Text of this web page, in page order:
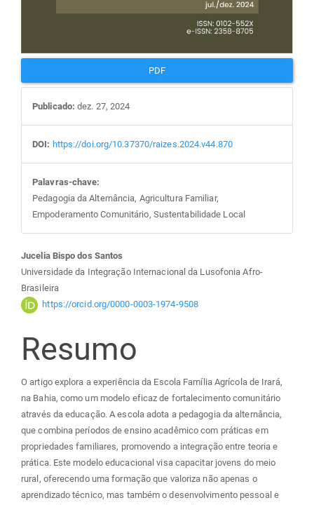
PDF
Publicado: dez. 27, 2024
DOI: https://doi.org/10.37370/raizes.2024.v44.870
Palavras-chave:
Pedagogia da Alternância, Agricultura Familiar,
Empoderamento Comunitário, Sustentabilidade Local
Conteúdo
do
artigo
principal
Jucelia Bispo dos Santos
Universidade da Integração Internacional da Lusofonia Afro-
Brasileira
https://orcid.org/0000-0003-1974-9508
Resumo
O artigo explora a experiência da Escola Família Agrícola de Irará,
na Bahia, como um modelo eficaz de fortalecimento comunitário
através da educação. A escola adota a pedagogia da alternância,
que combina períodos de ensino acadêmico com práticas em
propriedades familiares, promovendo a integração entre teoria e
prática. Este modelo educacional visa capacitar jovens do meio
rural, oferecendo uma formação que valoriza não apenas o
aprendizado técnico, mas também o desenvolvimento pessoal e